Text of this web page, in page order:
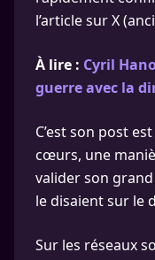
l’article sur X
À lire : Cyril
guerre avec la
C’est son post
cœurs, une
valider son
le disaient sur le
Sur les réseaux